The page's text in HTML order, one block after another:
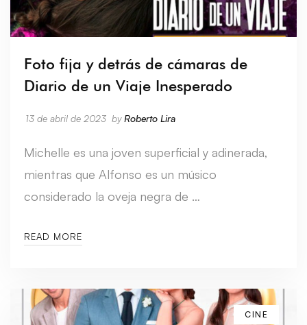
Foto fija y detrás de cámaras de
Diario de un Viaje Inesperado
13 de abril de 2023 byRoberto Lira
Michelle es una joven superficial y adinerada,
mientras que Alfonso es un músico
considerado la oveja negra de …
READ MORE
CINE